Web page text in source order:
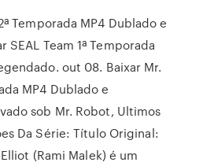
Temporada MP4 Dublado e
SEAL Team 1ª Temporada
out 08. Baixar Mr.
MP4 Dublado e
sob Mr. Robot, Ultimos
Da Série: Título Original:
(Rami Malek) é um